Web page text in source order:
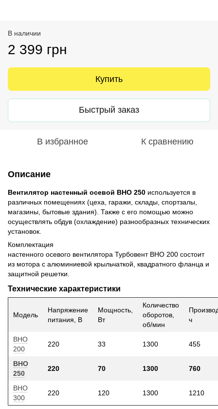
В наличии
2 399 грн
Купить
Быстрый заказ
В избранное К сравнению
Описание
Вентилятор настенный осевой ВНО 250 используется в
различных помещениях (цеха, гаражи, склады, спортзалы,
магазины, бытовые здания). Также с его помощью можно
осуществлять обдув (охлаждение) разнообразных технических
установок.
Комплектация
настенного осевого вентилятора Турбовент ВНО 200 состоит
из мотора с алюминиевой крыльчаткой, квадратного фланца и
защитной решетки.
Технические характеристики
Модель
Напряжение
питания, В
Мощность,
Вт
Количество
оборотов,
об/мин
ч
ВНО
200
220 33 1300 455
ВНО
250
220 70 1300 760
ВНО
300
220 120 1300 1210